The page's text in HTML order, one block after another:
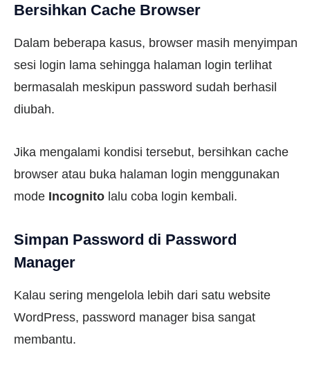
Bersihkan Cache Browser
Dalam beberapa kasus, browser masih menyimpan
sesi login lama sehingga halaman login terlihat
bermasalah meskipun password sudah berhasil
diubah.
Jika mengalami kondisi tersebut, bersihkan cache
browser atau buka halaman login menggunakan
mode Incognito lalu coba login kembali.
Simpan Password di Password
Manager
Kalau sering mengelola lebih dari satu website
WordPress, password manager bisa sangat
membantu.